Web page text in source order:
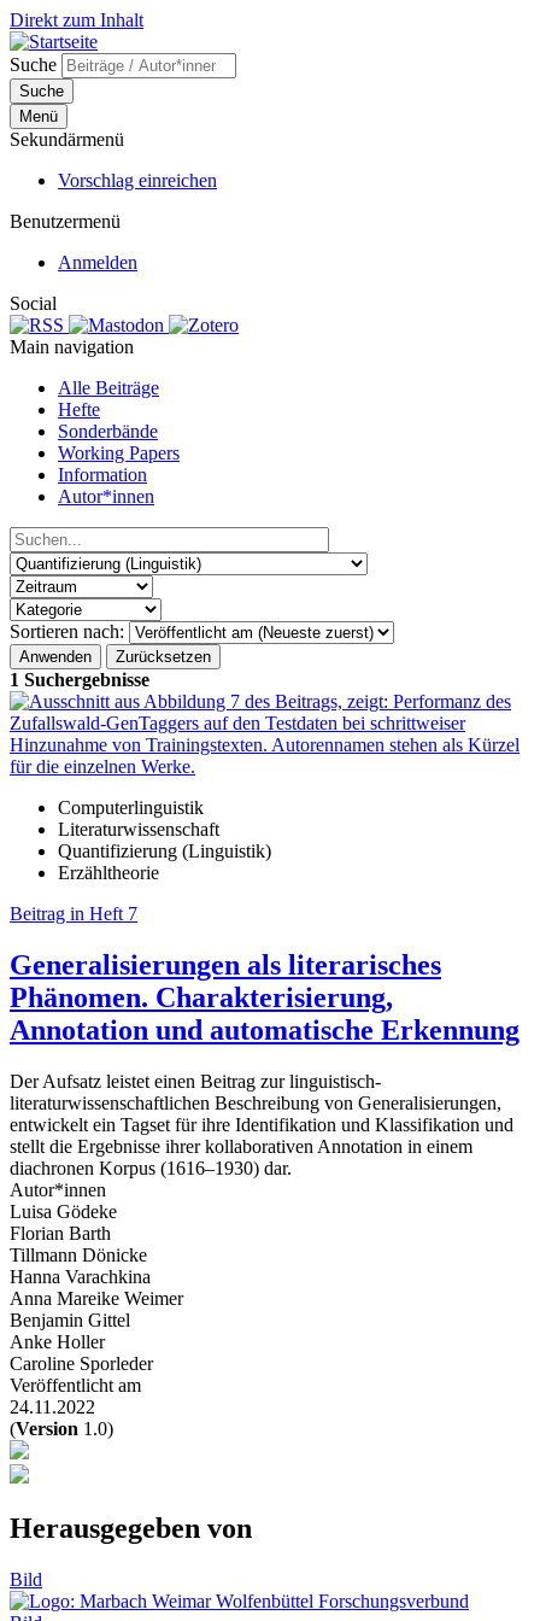
Direkt zum Inhalt
Suche
Suche
Menü
Sekundärmenü
Vorschlag einreichen
Benutzermenü
Anmelden
Social
Main navigation
Alle Beiträge
Hefte
Sonderbände
Working Papers
Information
Autor*innen
Sortieren nach:
1 Suchergebnisse
Computerlinguistik
Literaturwissenschaft
Quantifizierung (Linguistik)
Erzähltheorie
Beitrag in Heft 7
Generalisierungen als literarisches
Phänomen. Charakterisierung,
Annotation und automatische Erkennung
Der Aufsatz leistet einen Beitrag zur linguistisch-
literaturwissenschaftlichen Beschreibung von Generalisierungen,
entwickelt ein Tagset für ihre Identifikation und Klassifikation und
stellt die Ergebnisse ihrer kollaborativen Annotation in einem
diachronen Korpus (1616–1930) dar.
Autor*innen
Luisa Gödeke
Florian Barth
Tillmann Dönicke
Hanna Varachkina
Anna Mareike Weimer
Benjamin Gittel
Anke Holler
Caroline Sporleder
Veröffentlicht am
24.11.2022
(Version 1.0)
Herausgegeben von
Bild